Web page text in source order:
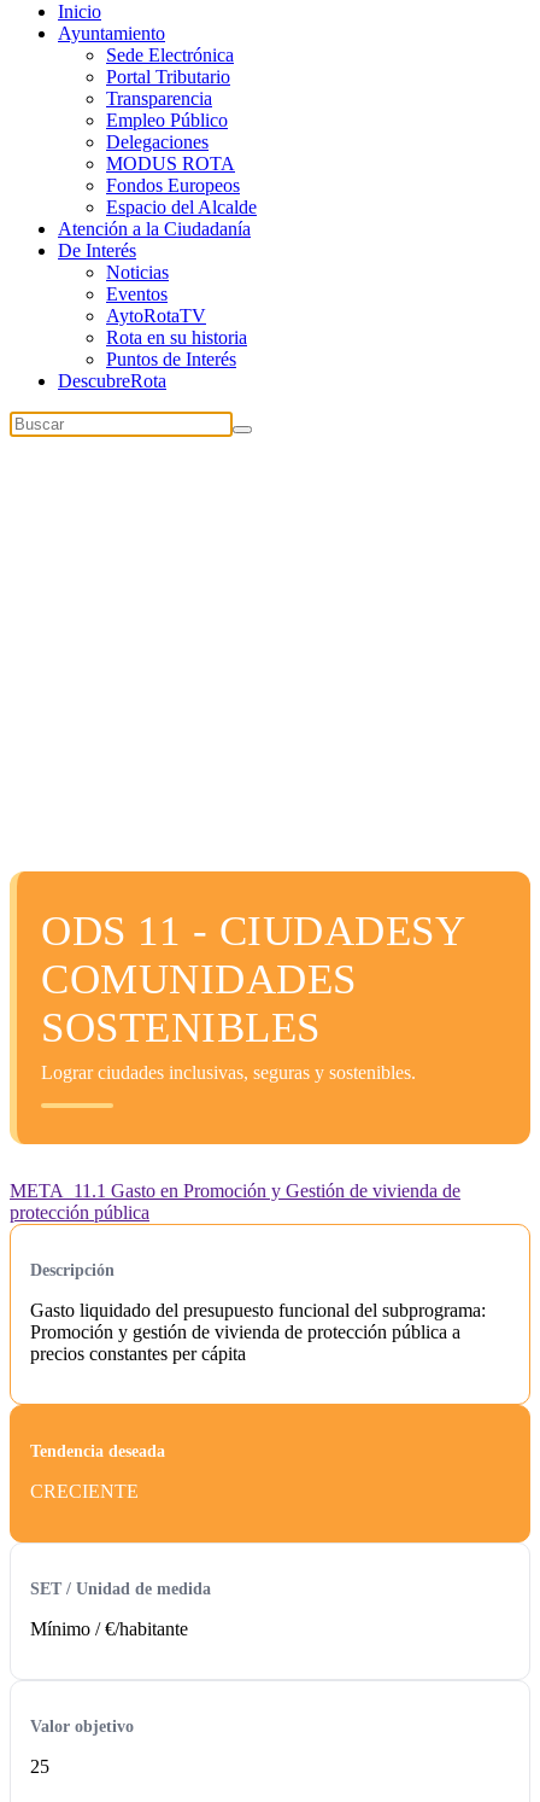
Inicio
Ayuntamiento
Sede Electrónica
Portal Tributario
Transparencia
Empleo Público
Delegaciones
MODUS ROTA
Fondos Europeos
Espacio del Alcalde
Atención a la Ciudadanía
De Interés
Noticias
Eventos
AytoRotaTV
Rota en su historia
Puntos de Interés
DescubreRota
ODS 11 - CIUDADESY
COMUNIDADES
SOSTENIBLES
Lograr ciudades inclusivas, seguras y sostenibles.
META_11.1 Gasto en Promoción y Gestión de vivienda de
protección pública
Descripción
Gasto liquidado del presupuesto funcional del subprograma:
Promoción y gestión de vivienda de protección pública a
precios constantes per cápita
Tendencia deseada
CRECIENTE
SET / Unidad de medida
Mínimo /€/habitante
Valor objetivo
25